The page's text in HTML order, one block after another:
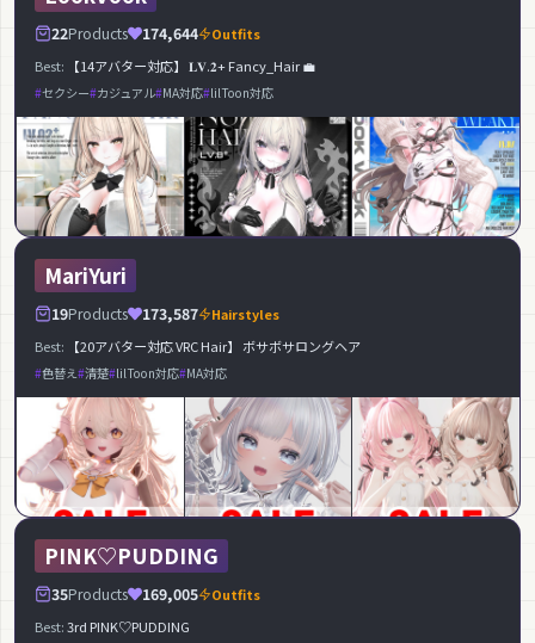
22Products 174,644
Outfits
Best:
【14アバター対応】 𝐋𝐕.𝟐+ Fancy_Hair 💼
セクシー カジュアル MA対応 lilToon対応
MariYuri
19Products 173,587
Hairstyles
Best:
【20アバター対応 VRC Hair】 ボサボサロングヘア
色替え 清楚 lilToon対応 MA対応
PINK♡PUDDING
35Products 169,005
Outfits
Best:3rd PINK♡PUDDING